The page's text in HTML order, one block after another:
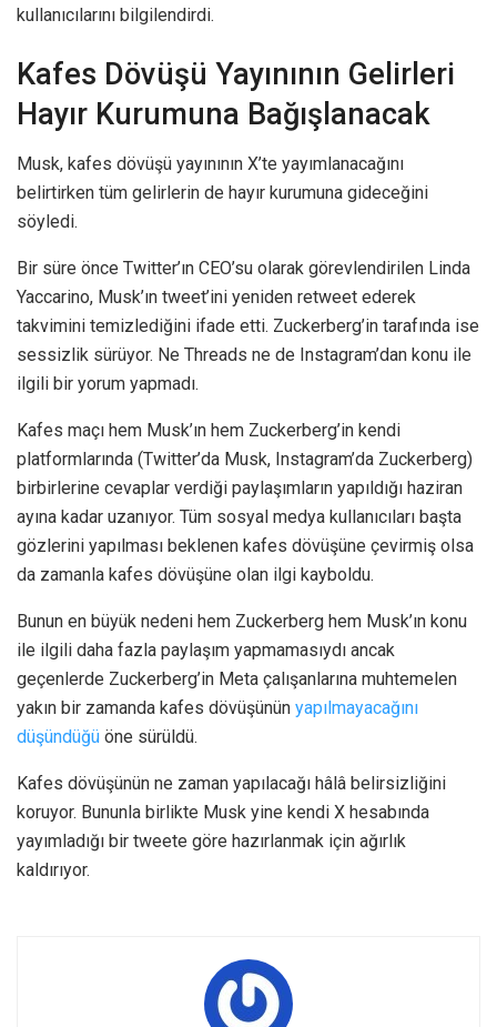
kullanıcılarını bilgilendirdi.
Kafes Dövüşü Yayınının Gelirleri
Hayır Kurumuna Bağışlanacak
Musk, kafes dövüşü yayınının X’te yayımlanacağını
belirtirken tüm gelirlerin de hayır kurumuna gideceğini
söyledi.
Bir süre önce Twitter’ın CEO’su olarak görevlendirilen Linda
Yaccarino, Musk’ın tweet’ini yeniden retweet ederek
takvimini temizlediğini ifade etti. Zuckerberg’in tarafında ise
sessizlik sürüyor. Ne Threads ne de Instagram’dan konu ile
ilgili bir yorum yapmadı.
Kafes maçı hem Musk’ın hem Zuckerberg’in kendi
platformlarında (Twitter’da Musk, Instagram’da Zuckerberg)
birbirlerine cevaplar verdiği paylaşımların yapıldığı haziran
ayına kadar uzanıyor. Tüm sosyal medya kullanıcıları başta
gözlerini yapılması beklenen kafes dövüşüne çevirmiş olsa
da zamanla kafes dövüşüne olan ilgi kayboldu.
Bunun en büyük nedeni hem Zuckerberg hem Musk’ın konu
ile ilgili daha fazla paylaşım yapmamasıydı ancak
geçenlerde Zuckerberg’in Meta çalışanlarına muhtemelen
yakın bir zamanda kafes dövüşünün yapılmayacağını
düşündüğü öne sürüldü.
Kafes dövüşünün ne zaman yapılacağı hâlâ belirsizliğini
koruyor. Bununla birlikte Musk yine kendi X hesabında
yayımladığı bir tweete göre hazırlanmak için ağırlık
kaldırıyor.